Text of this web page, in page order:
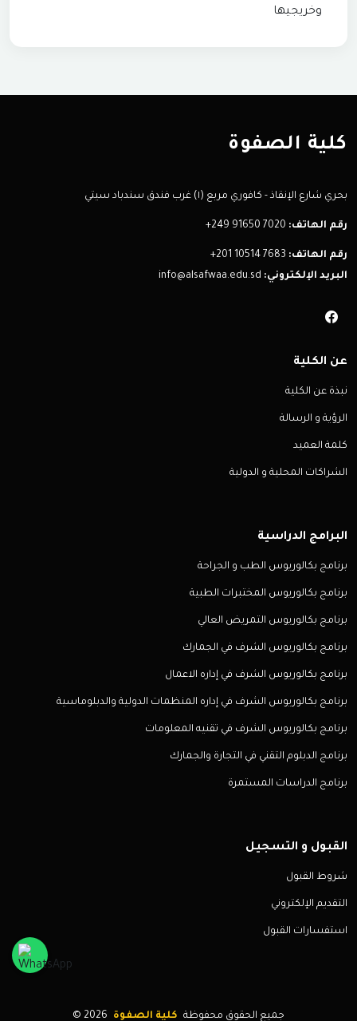
وخريجيها
كلية الصفوة
بحري شارع الإنقاذ - كافوري مربع (١) غرب فندق سندباد سيتي
رقم الهاتف: +249 91650 7020
رقم الهاتف: +201 10514 7683
البريد الإلكتروني: info@alsafwaa.edu.sd
عن الكلية
نبذة عن الكلية
الرؤية و الرسالة
كلمة العميد
الشراكات المحلية و الدولية
البرامج الدراسية
برنامج بكالوريوس الطب و الجراحة
برنامج بكالوريوس المختبرات الطبية
برنامج بكالوريوس التمريض العالي
برنامج بكالوريوس الشرف في الجمارك
برنامج بكالوريوس الشرف في إداره الاعمال
برنامج بكالوريوس الشرف في إداره المنظمات الدولية والدبلوماسية
برنامج بكالوريوس الشرف في تقنيه المعلومات
برنامج الدبلوم التقني في التجارة والجمارك
برنامج الدراسات المستمرة
القبول و التسجيل
شروط القبول
التقديم الإلكتروني
استفسارات القبول
© جميع الحقوق محفوظة كلية الصفوة 2026